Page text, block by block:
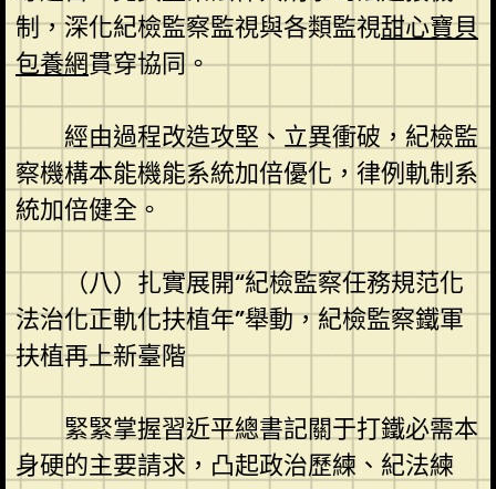
制，深化紀檢監察監視與各類監視甜心寶貝
包養網貫穿協同。
經由過程改造攻堅、立異衝破，紀檢監
察機構本能機能系統加倍優化，律例軌制系
統加倍健全。
（八）扎實展開“紀檢監察任務規范化
法治化正軌化扶植年”舉動，紀檢監察鐵軍
扶植再上新臺階
緊緊掌握習近平總書記關于打鐵必需本
身硬的主要請求，凸起政治歷練、紀法練